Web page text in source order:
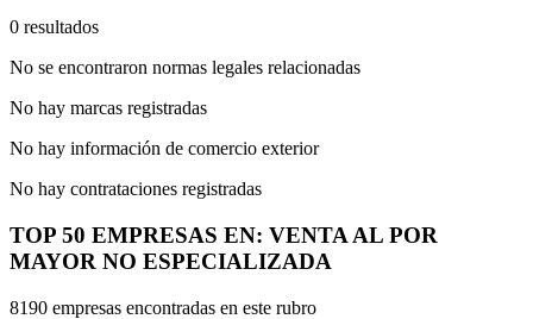
0 resultados
No se encontraron normas legales relacionadas
No hay marcas registradas
No hay información de comercio exterior
No hay contrataciones registradas
TOP 50 EMPRESAS EN: VENTA AL POR
MAYOR NO ESPECIALIZADA
8190 empresas encontradas en este rubro